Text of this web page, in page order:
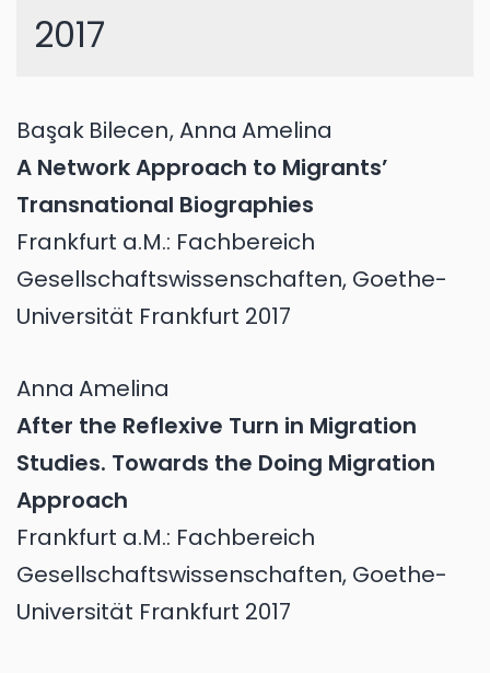
2017
Başak Bilecen,Anna Amelina
A Network Approach to Migrants’
Transnational Biographies
Frankfurt a.M.: Fachbereich
Gesellschaftswissenschaften, Goethe-
Universität Frankfurt 2017
Anna Amelina
After the Reflexive Turn in Migration
Studies. Towards the Doing Migration
Approach
Frankfurt a.M.: Fachbereich
Gesellschaftswissenschaften, Goethe-
Universität Frankfurt 2017